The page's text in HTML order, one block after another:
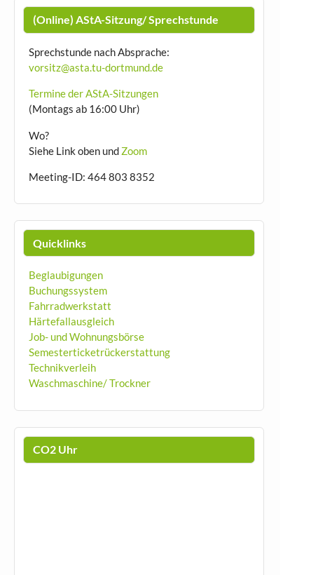
(Online) AStA-Sitzung/ Sprechstunde
Sprechstunde nach Absprache:
vorsitz@asta.tu-dortmund.de
Termine der AStA-Sitzungen
(Montags ab 16:00 Uhr)
Wo?
Siehe Link oben und Zoom
Meeting-ID: 464 803 8352
Quicklinks
Beglaubigungen
Buchungssystem
Fahrradwerkstatt
Härtefallausgleich
Job- und Wohnungsbörse
Semesterticketrückerstattung
Technikverleih
Waschmaschine/ Trockner
CO2 Uhr